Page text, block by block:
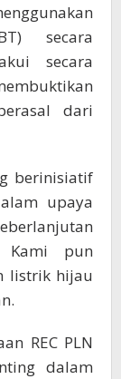
secara
secara
dari
berinisiatif
upaya
pun
listrik hijau
REC PLN
dalam